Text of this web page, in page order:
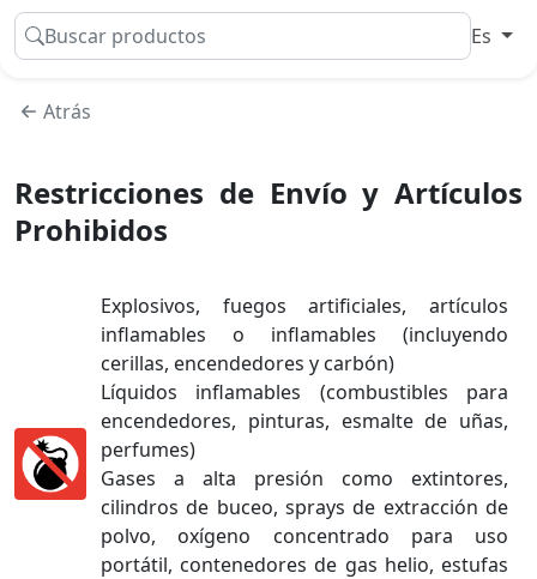
Buscar productos Es
Atrás
Restricciones de Envío y Artículos
Prohibidos
Explosivos, fuegos artificiales, artículos
inflamables o inflamables (incluyendo
cerillas, encendedores y carbón)
Líquidos inflamables (combustibles para
encendedores, pinturas, esmalte de uñas,
perfumes)
Gases a alta presión como extintores,
cilindros de buceo, sprays de extracción de
polvo, oxígeno concentrado para uso
portátil, contenedores de gas helio, estufas